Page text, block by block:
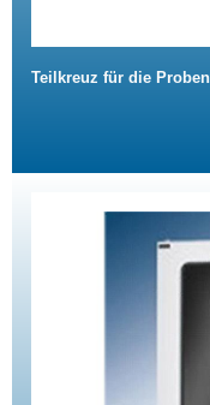
Teilkreuz für die